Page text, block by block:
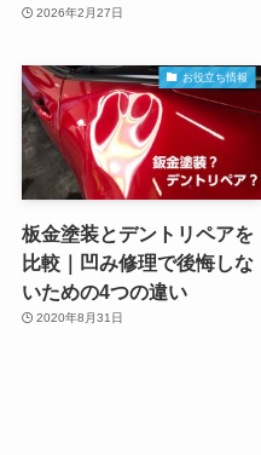
2026年2月27日
お役立ち情報
板金塗装とデントリペアを
比較｜凹み修理で後悔しな
いための4つの違い
2020年8月31日